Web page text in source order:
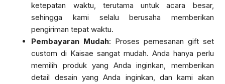
ketepatan waktu, terutama untuk acara besar,
sehingga kami selalu berusaha memberikan
pengiriman tepat waktu.
Pembayaran Mudah: Proses pemesanan gift set
custom di Kaisae sangat mudah. Anda hanya perlu
memilih produk yang Anda inginkan, memberikan
detail desain yang Anda inginkan, dan kami akan